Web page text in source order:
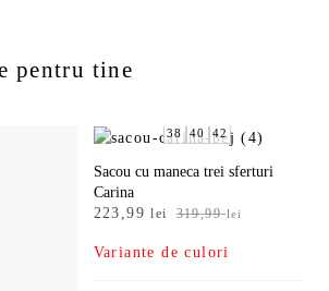
pentru tine
38 40 42
Sacou cu maneca trei sferturi
Carina
319,99lei
Prețul
a
fost:
223,99lei
Prețul
este:
223,99 lei.
Variante de culori